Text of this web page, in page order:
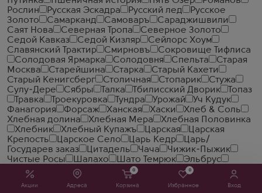
Акции Адреса
0
Корзина
0
Избранное Вход
Рослин
Русская Эскадра Русский лед
Русское
Золото
Самарканд Самоваръ
Сараджишвили
Саят Нова
Северная Тропа
Северное Золото
Седой Кавказ
Седой Кизляр
Сейлорс Хоум
Славянский Трактир
Смирновъ
Сокровище Тифлиса
Солодовая Ярмарка
Солодовня Спельта
Старая
Москва
Старейшина Старка
Старый Кахети
Старый Кенигсберг
Столичная Стопарик
Стужа
Сулу-Дере
Сябры Талка Тбилисский Дворик
Топаз
Травка
Троекуровка Тундра Урожай
Уч Кудук
Фанагория
Форсаж Ханская Хаски
Хлеб & Соль
Хлебная долина
Хлебная Мера
Хлебная Половинка
Хлебник
Хлебный Купажъ Царская
Царская
Крепость
Царское Село Царь Кедр
Царь/
Государев заказ
Цитадель Чача
Чижик-Пыжик
Чистые Росы
Шалахо Шато Темрюк
Эльбрус
Ямская
Выдержка
5 лет
3 года 18 лет 40 лет 35 лет 45 лет 10 лет